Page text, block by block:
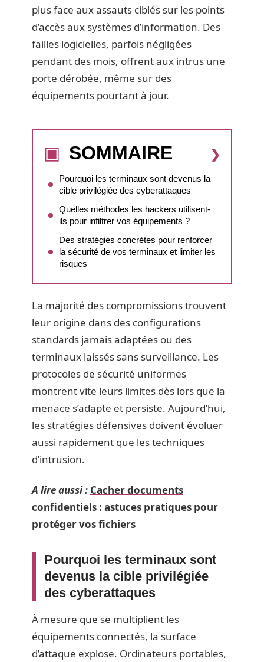
plus face aux assauts ciblés sur les points
d’accès aux systèmes d’information. Des
failles logicielles, parfois négligées
pendant des mois, offrent aux intrus une
porte dérobée, même sur des
équipements pourtant à jour.
SOMMAIRE
Pourquoi les terminaux sont devenus la
cible privilégiée des cyberattaques
Quelles méthodes les hackers utilisent-
ils pour infiltrer vos équipements ?
Des stratégies concrètes pour renforcer
la sécurité de vos terminaux et limiter les
risques
La majorité des compromissions trouvent
leur origine dans des configurations
standards jamais adaptées ou des
terminaux laissés sans surveillance. Les
protocoles de sécurité uniformes
montrent vite leurs limites dès lors que la
menace s’adapte et persiste. Aujourd’hui,
les stratégies défensives doivent évoluer
aussi rapidement que les techniques
d’intrusion.
A lire aussi : Cacher documents
confidentiels : astuces pratiques pour
protéger vos fichiers
Pourquoi les terminaux sont
devenus la cible privilégiée
des cyberattaques
À mesure que se multiplient les
équipements connectés, la surface
d’attaque explose. Ordinateurs portables,